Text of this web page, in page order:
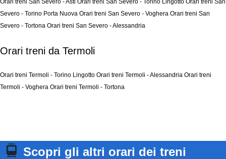
Orari treni San Severo - Asti Orari treni San Severo - Torino Lingotto Orari treni San
Severo - Torino Porta Nuova Orari treni San Severo - Voghera Orari treni San
Severo - Tortona Orari treni San Severo - Alessandria
Orari treni da Termoli
Orari treni Termoli - Torino Lingotto Orari treni Termoli - Alessandria Orari treni
Termoli - Voghera Orari treni Termoli - Tortona
Scopri gli altri orari dei treni